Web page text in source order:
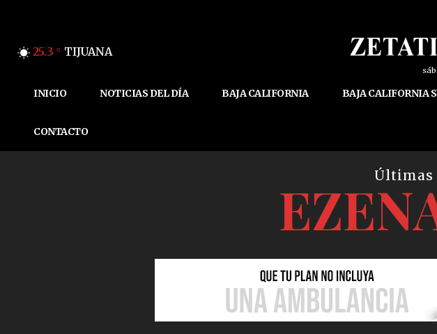
25.3 C TIJUANA
INICIO NOTICIAS DEL DÍA BAJA CALIFORNIA BAJA CALIFORNIA
CONTACTO
Últimas